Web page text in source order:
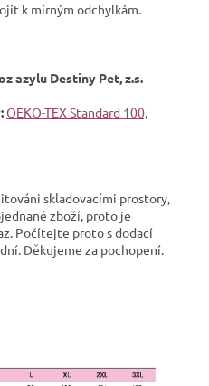
k mírným odchylkám.
azylu Destiny Pet, z.s.
OEKO-TEX Standard 100,
skladovacími prostory,
zboží, proto je
Počítejte proto s dodací
Děkujeme za pochopení.